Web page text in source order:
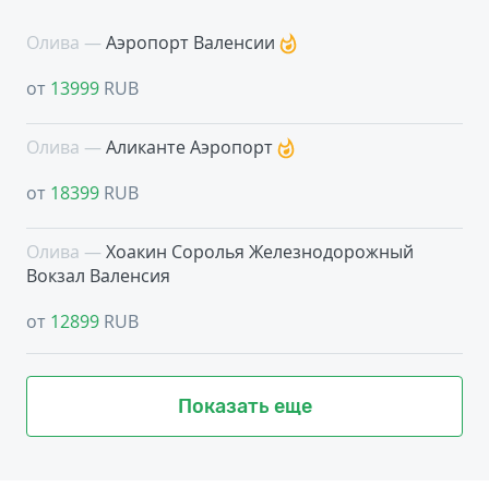
Олива — Аэропорт Валенсии
от 13999 RUB
Олива — Аликанте Аэропорт
от 18399 RUB
Олива — Хоакин Соролья Железнодорожный
Вокзал Валенсия
от 12899 RUB
Показать еще